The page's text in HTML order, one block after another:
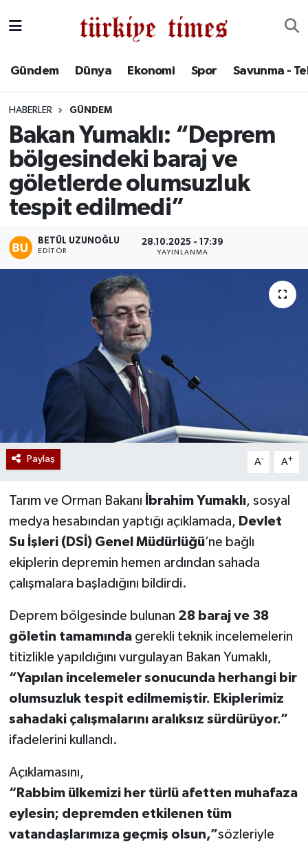
Gündem Dünya Ekonomi Spor Savunma -
HABERLER GÜNDEM
Bakan Yumaklı: “Deprem
bölgesindeki baraj ve
göletlerde olumsuzluk
tespit edilmedi”
BETÜL UZUNOĞLU
EDITÖR
28.10.2025 - 17:39
YAYINLANMA
Paylaş A- A+
Tarım ve Orman Bakanı İbrahim Yumaklı, sosyal
medya hesabından yaptığı açıklamada, Devlet
Su İşleri (DSİ) Genel Müdürlüğü’ne bağlı
ekiplerin depremin hemen ardından sahada
çalışmalara başladığını bildirdi.
Deprem bölgesinde bulunan 28 baraj ve 38
göletin tamamındagerekli teknik incelemelerin
titizlikle yapıldığını vurgulayan Bakan Yumaklı,
“Yapılan incelemeler sonucunda herhangi bir
olumsuzluk tespit edilmemiştir. Ekiplerimiz
sahadaki çalışmalarını aralıksız sürdürüyor.”
ifadelerini kullandı.
Açıklamasını,
“Rabbim ülkemizi her türlü afetten muhafaza
eylesin; depremden etkilenen tüm
vatandaşlarımıza geçmiş olsun,”sözleriyle
Spor
Savunma - Teknoloji
Tüm Manşetler
Son Dakika Haberleri